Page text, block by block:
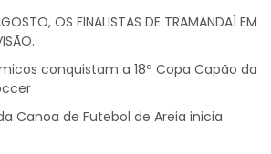
OS FINALISTAS DE TRAMANDAÍ EM
conquistam a 18ª Copa Capão da
Canoa de Futebol de Areia inicia